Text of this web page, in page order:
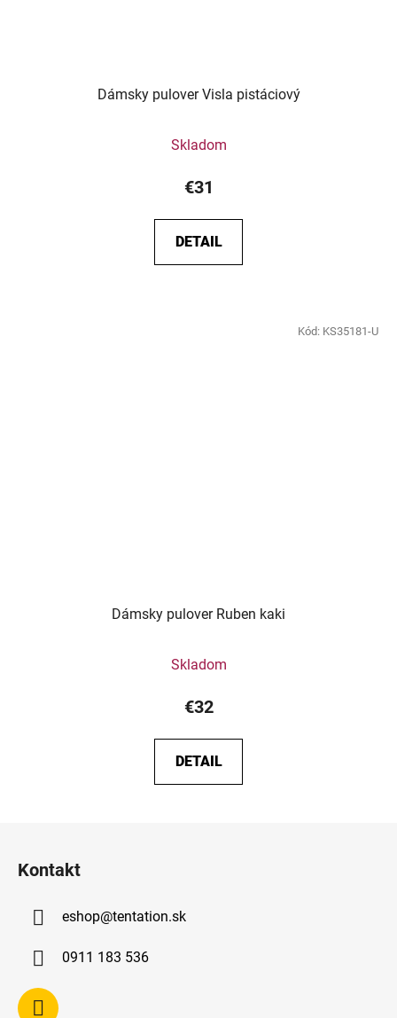
Dámsky pulover Visla pistáciový
Skladom
€31
DETAIL
Dámsky pulover Ruben kaki
Skladom
€32
DETAIL
Kód: KS35181-U
Kontakt
eshop@tentation.sk
0911 183 536